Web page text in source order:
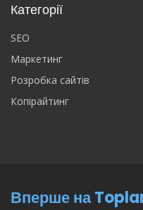
Категорії
SEO
Маркетинг
Розробка сайтів
Копірайтинг
Вперше на